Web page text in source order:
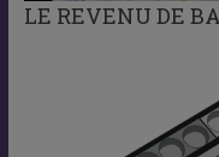
LE REVENU DE